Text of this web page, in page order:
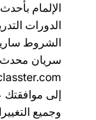
الإلمام
الدورات
الشروط
إلى
وجميع